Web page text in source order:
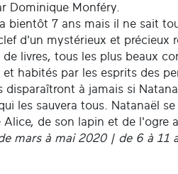
Dominique Monféry.
bientôt 7 ans mais il ne sait
d'un mystérieux et
de livres, tous les plus beaux
et habités par les esprits des
disparaîtront à jamais si
les sauvera tous. Natanaël
Alice, de son lapin et de l'ogre
mars à mai 2020 | de 6 à 11